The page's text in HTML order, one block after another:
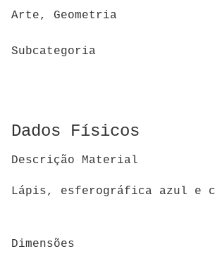
Arte, Geometria
Subcategoria
Dados Físicos
Descrição Material
Lápis, esferográfica azul e
Dimensões